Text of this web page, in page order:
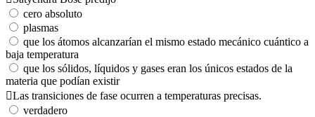
cero absoluto
plasmas
que los átomos alcanzarían el mismo estado mecánico cuántico a
baja temperatura
que los sólidos, líquidos y gases eran los únicos estados de la
materia que podían existir
Las transiciones de fase ocurren a temperaturas precisas.
verdadero